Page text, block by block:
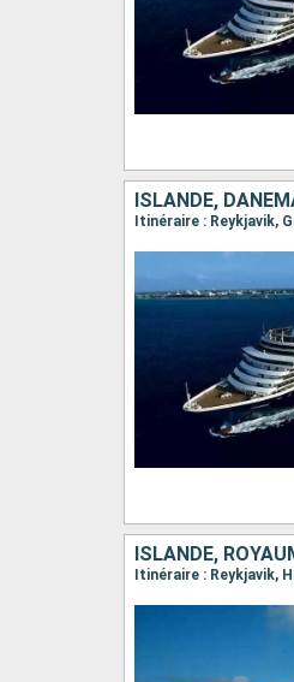
ISLANDE,
ISLANDE,